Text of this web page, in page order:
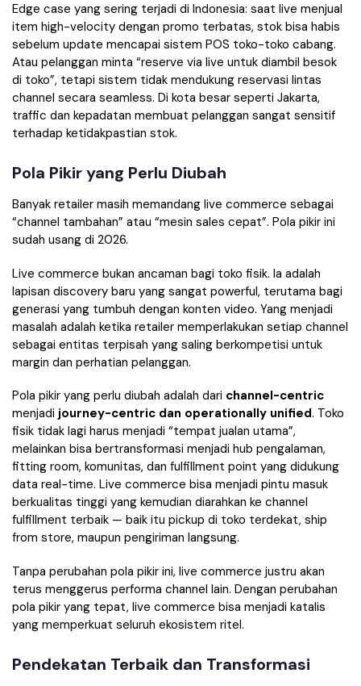
Edge case yang sering terjadi di Indonesia: saat live menjual
item high-velocity dengan promo terbatas, stok bisa habis
sebelum update mencapai sistem POS toko-toko cabang.
Atau pelanggan minta “reserve via live untuk diambil besok
di toko”, tetapi sistem tidak mendukung reservasi lintas
channel secara seamless. Di kota besar seperti Jakarta,
traffic dan kepadatan membuat pelanggan sangat sensitif
terhadap ketidakpastian stok.
Pola Pikir yang Perlu Diubah
Banyak retailer masih memandang live commerce sebagai
“channel tambahan” atau “mesin sales cepat”. Pola pikir ini
sudah usang di 2026.
Live commerce bukan ancaman bagi toko fisik. Ia adalah
lapisan discovery baru yang sangat powerful, terutama bagi
generasi yang tumbuh dengan konten video. Yang menjadi
masalah adalah ketika retailer memperlakukan setiap channel
sebagai entitas terpisah yang saling berkompetisi untuk
margin dan perhatian pelanggan.
Pola pikir yang perlu diubah adalah dari channel-centric
menjadi journey-centric dan operationally unified. Toko
fisik tidak lagi harus menjadi “tempat jualan utama”,
melainkan bisa bertransformasi menjadi hub pengalaman,
fitting room, komunitas, dan fulfillment point yang didukung
data real-time. Live commerce bisa menjadi pintu masuk
berkualitas tinggi yang kemudian diarahkan ke channel
fulfillment terbaik — baik itu pickup di toko terdekat, ship
from store, maupun pengiriman langsung.
Tanpa perubahan pola pikir ini, live commerce justru akan
terus menggerus performa channel lain. Dengan perubahan
pola pikir yang tepat, live commerce bisa menjadi katalis
yang memperkuat seluruh ekosistem ritel.
Pendekatan Terbaik dan Transformasi